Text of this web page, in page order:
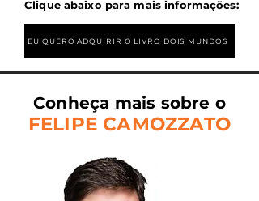
Clique abaixo para mais informações:
EU QUERO ADQUIRIR O LIVRO DOIS MUNDOS
Conheça mais sobre o
FELIPE CAMOZZATO